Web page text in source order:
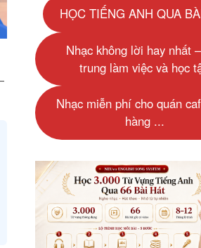
HỌC TIẾNG ANH QUA
Nhạc không lời hay nhất
trung làm việc và học
Nhạc miễn phí cho quán
hàng ...